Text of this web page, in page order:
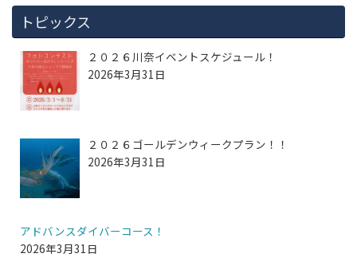
トピックス
２０２６川奈イベントスケジュール！
2026年3月31日
２０２６ゴールデンウィークプラン！！
2026年3月31日
アドバンスダイバーコース！
2026年3月31日